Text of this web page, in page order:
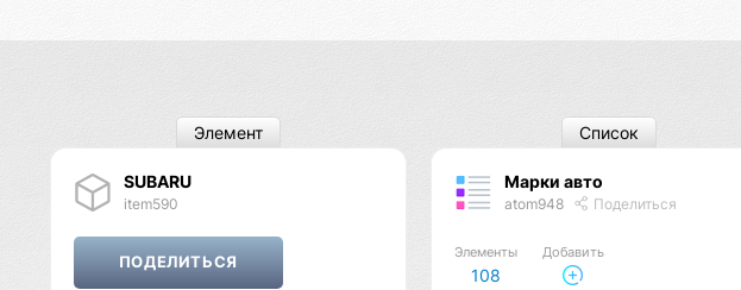
SUBARU
item590
Элемент
Марки авто
atom948 Поделиться
Элементы
108
Добавить
Список